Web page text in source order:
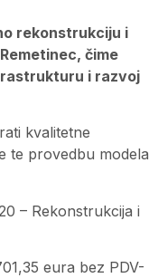
rekonstrukciju i
čime
i razvoj
kvalitetne
te provedbu modela
– Rekonstrukcija i
eura bez PDV-